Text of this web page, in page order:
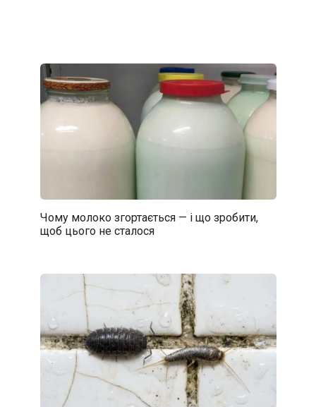
Чому молоко згортається — і що зробити,
щоб цього не сталося